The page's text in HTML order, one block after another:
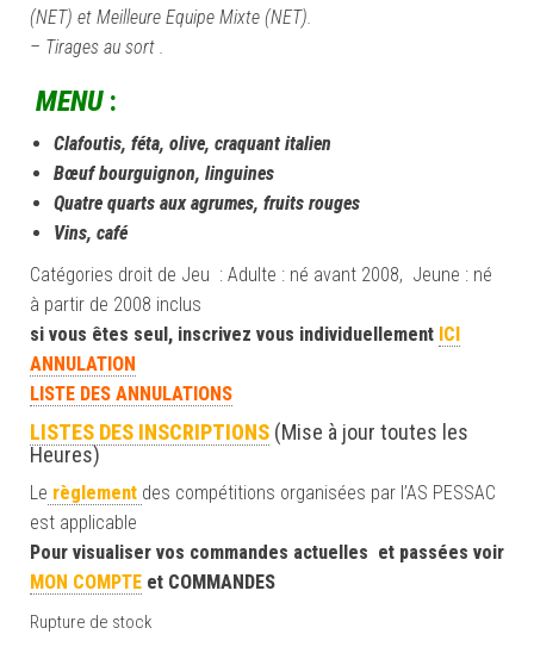
(NET) et Meilleure Equipe Mixte (NET).
– Tirages au sort .
MENU:
Clafoutis, féta, olive, craquant italien
Bœuf bourguignon, linguines
Quatre quarts aux agrumes, fruits rouges
Vins, café
Catégories droit de Jeu : Adulte : né avant 2008, Jeune : né
à partir de 2008 inclus
si vous êtes seul, inscrivez vous individuellement ICI
ANNULATION
LISTE DES ANNULATIONS
LISTES DES INSCRIPTIONS (Mise à jour toutes les
Heures)
Le règlement des compétitions organisées par l’AS PESSAC
est applicable
Pour visualiser vos commandes actuelles et passées voir
MON COMPTE et COMMANDES
Rupture de stock